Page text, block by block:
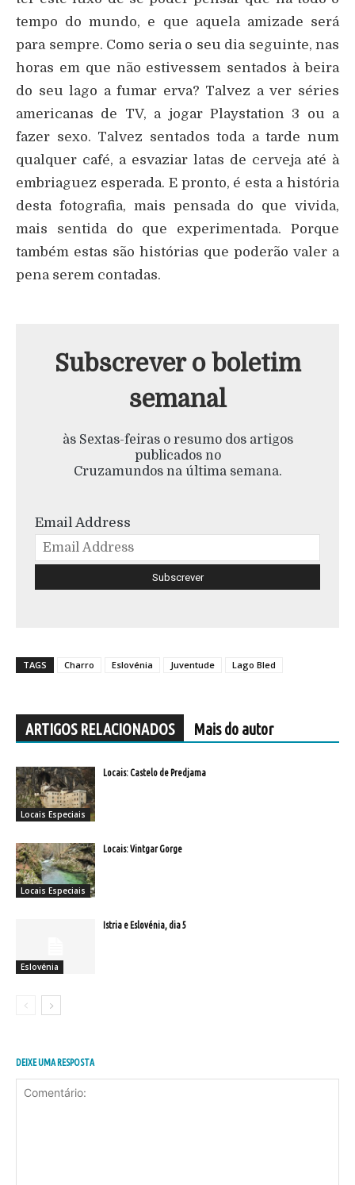
tempo do mundo, e que aquela amizade será
para sempre. Como seria o seu dia seguinte, nas
horas em que não estivessem sentados à beira
do seu lago a fumar erva? Talvez a ver séries
americanas de TV, a jogar Playstation 3 ou a
fazer sexo. Talvez sentados toda a tarde num
qualquer café, a esvaziar latas de cerveja até à
embriaguez esperada. E pronto, é esta a história
desta fotografia, mais pensada do que vivida,
mais sentida do que experimentada. Porque
também estas são histórias que poderão valer a
pena serem contadas.
Subscrever o boletim
semanal
às Sextas-feiras o resumo dos artigos
publicados no
Cruzamundos na última semana.
Email Address
TAGS Charro Eslovénia Juventude Lago Bled
ARTIGOS RELACIONADOS Mais do autor
Locais Especiais
Locais: Castelo de Predjama
Locais Especiais
Locais: Vintgar Gorge
Eslovénia
Istria e Eslovénia, dia 5
DEIXE UMA RESPOSTA